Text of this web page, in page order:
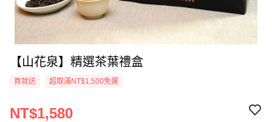
【山花泉】精選茶葉禮盒
買就送 超取滿NT$1,500免運
NT$1,580